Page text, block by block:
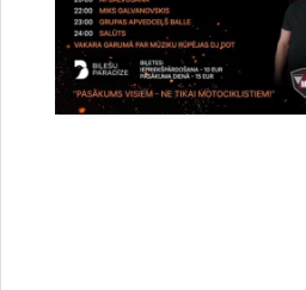
Piesakies jaunumu